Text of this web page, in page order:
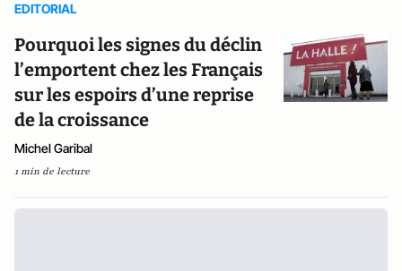
EDITORIAL
Pourquoi les signes du déclin
l’emportent chez les Français
sur les espoirs d’une reprise
de la croissance
Michel Garibal
1 min de lecture